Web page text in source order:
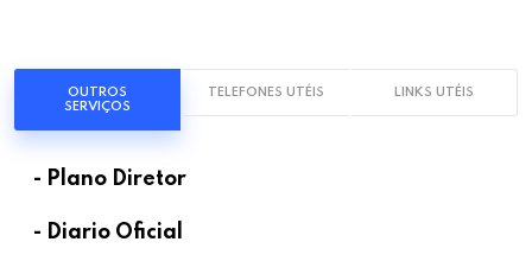
OUTROS
SERVIÇOS
TELEFONES UTÉIS LINKS UTÉIS
- Plano Diretor
- Diario Oficial